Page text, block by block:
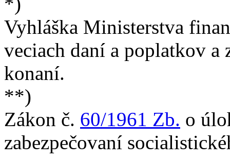
Vyhláška Ministerstva
veciach daní a poplatkov a
konaní.
**)
Zákon č. 60/1961 Zb. o
zabezpečovaní